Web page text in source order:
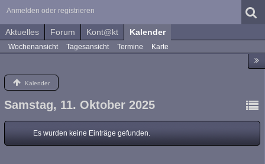
Anmelden oder registrieren
Aktuelles Forum Kont@kt Kalender
Wochenansicht Tagesansicht Termine Karte
Kalender
Samstag, 11. Oktober 2025
Es wurden keine Einträge gefunden.